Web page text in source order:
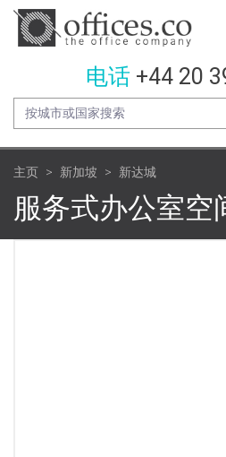
电话 +44 20
主页 新加坡 新达城
服务式办公室空